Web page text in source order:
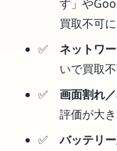
す」や
買取不可
ネットワ
いで買取
画面割れ
評価が大
バッテリ